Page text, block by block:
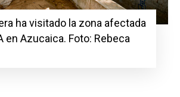
ha visitado la zona afectada
en Azucaica. Foto: Rebeca